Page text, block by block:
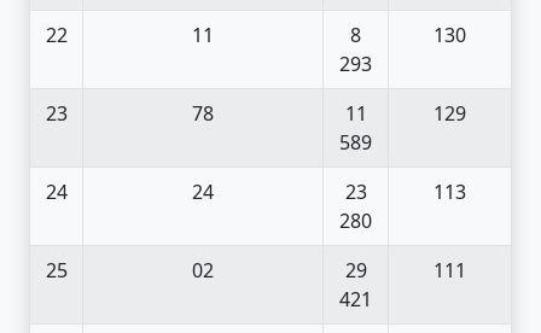
22 11
8
293
130
23 78
11
589
129
24 24
23
280
113
25 02
29
421
111